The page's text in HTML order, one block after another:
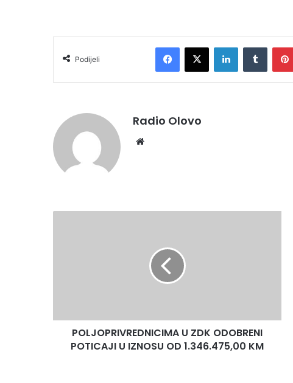
Podijeli
Facebook
X LinkedInTumblr
Radio Olovo
1.346.475,00
POLJOPRIVREDNICIMA U ZDK ODOBRENI
POTICAJI U IZNOSU OD 1.346.475,00 KM